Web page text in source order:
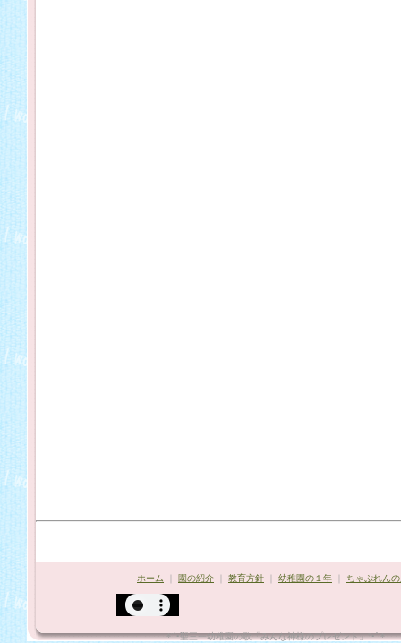
ホーム 園の紹介 教育方針 幼稚園の１年 ちゃぷれん
*¨`•聖三一幼稚園の歌「みんな神様のプレゼント」"•´¨*